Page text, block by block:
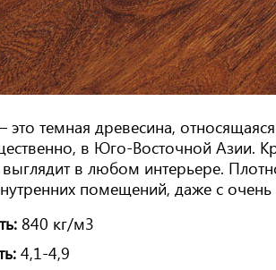
это темная древесина,
в Юго-Восточной Азии.
в любом интерьере.
помещений, даже с
840 кг/м3
4,1-4,9